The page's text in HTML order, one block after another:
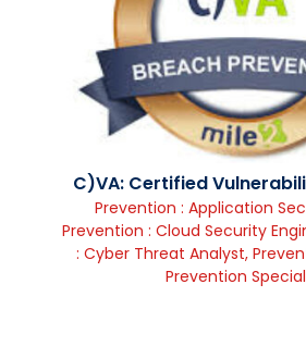
C)VA: Certified
Prevention : Application
Prevention : Cloud Security
: Cyber Threat Analyst,
Prevention